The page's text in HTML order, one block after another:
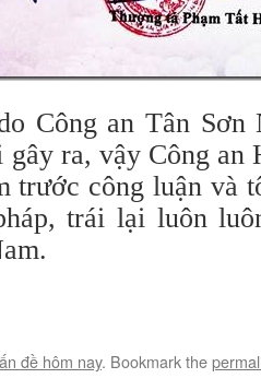
Công an Tân
gây ra, vậy Công an
trước công luận và
trái lại luôn
đề hôm nay. Bookmark the